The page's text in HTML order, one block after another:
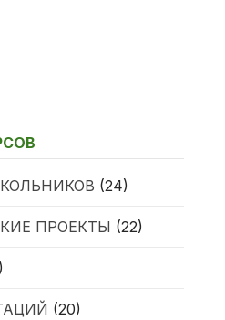
(24)
ПРОЕКТЫ (22)
(20)